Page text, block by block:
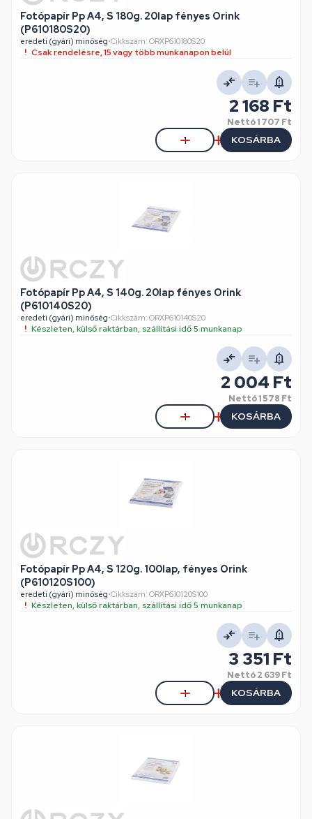
Fotópapír Pp A4, S 180g. 20lap fényes Orink
(P610180S20)
eredeti (gyári) minőség•Cikkszám: ORXP610180S20
Csak rendelésre, 15 vagy több munkanapon belül
2 168 Ft
Nettó1 707 Ft
KOSÁRBA
Fotópapír Pp A4, S 140g. 20lap fényes Orink
(P610140S20)
eredeti (gyári) minőség•Cikkszám: ORXP610140S20
Készleten, külső raktárban, szállítási idő 5 munkanap
2 004 Ft
Nettó1 578 Ft
KOSÁRBA
Fotópapír Pp A4, S 120g. 100lap, fényes Orink
(P610120S100)
eredeti (gyári) minőség•Cikkszám: ORXP610120S100
Készleten, külső raktárban, szállítási idő 5 munkanap
3 351 Ft
Nettó2 639 Ft
KOSÁRBA